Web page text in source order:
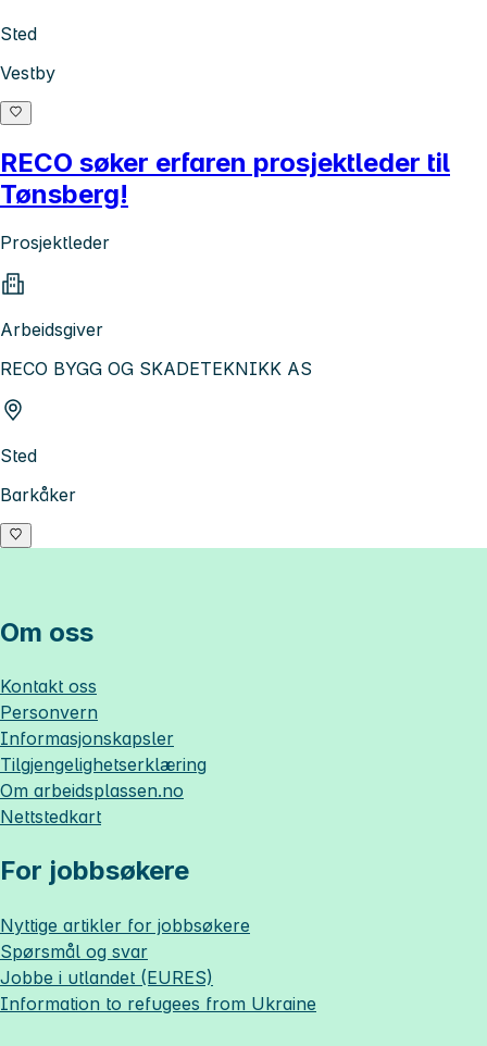
Sted
Vestby
RECO søker erfaren prosjektleder til
Tønsberg!
Prosjektleder
Arbeidsgiver
RECO BYGG OG SKADETEKNIKK AS
Sted
Barkåker
Om oss
Kontakt oss
Personvern
Informasjonskapsler
Tilgjengelighetserklæring
Om arbeidsplassen.no
Nettstedkart
For jobbsøkere
Nyttige artikler for jobbsøkere
Spørsmål og svar
Jobbe i utlandet (EURES)
Information to refugees from Ukraine